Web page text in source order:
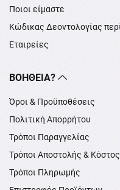
Ποιοι είμαστε
Κώδικας Δεοντολογίας
Εταιρείες
ΒΟΉΘΕΙΑ?
Όροι & Προϋποθέσεις
Πολιτική Απορρήτου
Τρόποι Παραγγελίας
Τρόποι Αποστολής & Κόστος
Τρόποι Πληρωμής